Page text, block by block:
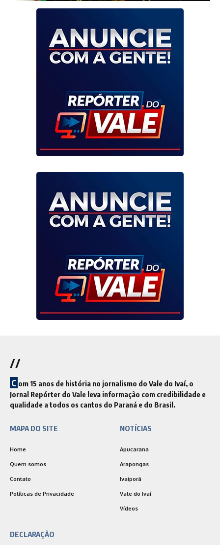
//
C om 15 anos de história no jornalismo do Vale do Ivaí, o
Jornal Repórter do Vale leva informação com credibilidade e
qualidade a todos os cantos do Paraná e do Brasil.
MAPA DO SITE
Home
Quem somos
Contato
Políticas de Privacidade
NOTÍCIAS
Apucarana
Arapongas
Ivaiporã
Vale do Ivaí
Vídeos
DECLARAÇÃO